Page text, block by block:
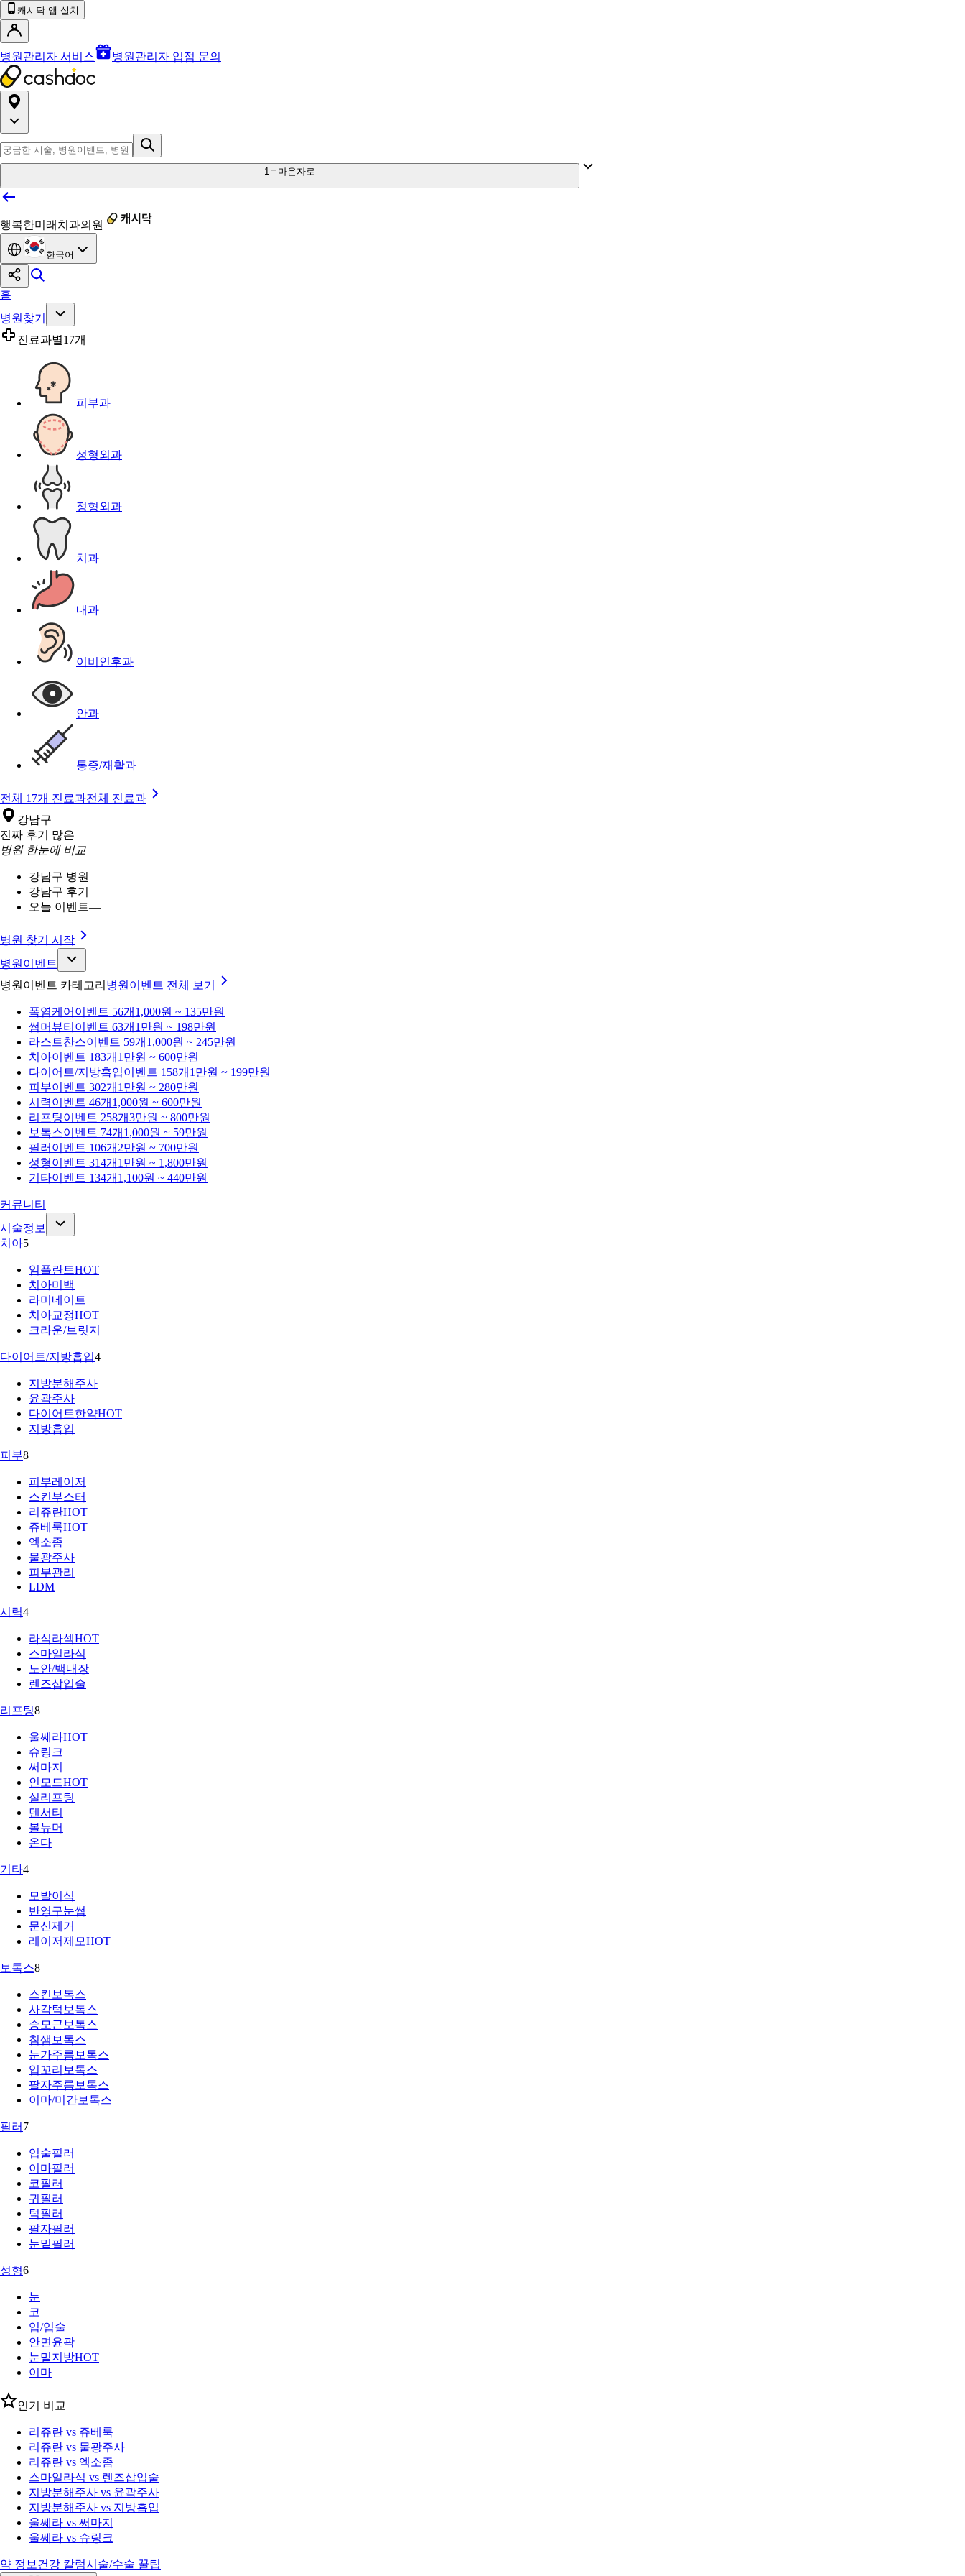
캐시닥 앱 설치
병원관리자 서비스 병원관리자 입점 문의
1 마운자로
행복한미래치과의원
한국어
홈
병원찾기
진료과별17개
피부과
성형외과
정형외과
치과
내과
이비인후과
안과
통증/재활과
전체 17개 진료과전체 진료과
강남구
진짜 후기 많은
병원 한눈에 비교
강남구 병원—
강남구 후기 —
오늘 이벤트—
병원 찾기 시작
병원이벤트
병원이벤트 카테고리 병원이벤트 전체 보기
폭염케어 이벤트 56개 1,000원 ~ 135만원
썸머뷰티 이벤트 63개 1만원 ~ 198만원
라스트찬스이벤트 59개 1,000원 ~ 245만원
치아이벤트 183개 1만원 ~ 600만원
다이어트/지방흡입이벤트 158개 1만원 ~ 199만원
피부이벤트 302개 1만원 ~ 280만원
시력이벤트 46개 1,000원 ~ 600만원
리프팅이벤트 258개3만원 ~ 800만원
보톡스이벤트 74개 1,000원 ~ 59만원
필러 이벤트 106개 2만원 ~ 700만원
성형이벤트 314개 1만원 ~ 1,800만원
기타이벤트 134개 1,100원 ~ 440만원
커뮤니티
시술정보
치아5
임플란트HOT
치아미백
라미네이트
치아교정HOT
크라운/브릿지
다이어트/지방흡입4
지방분해주사
윤곽주사
다이어트한약HOT
지방흡입
피부8
피부레이저
스킨부스터
리쥬란HOT
쥬베룩HOT
엑소좀
물광주사
피부관리
LDM
시력4
라식라섹HOT
스마일라식
노안/백내장
렌즈삽입술
리프팅8
울쎄라HOT
슈링크
써마지
인모드HOT
실리프팅
덴서티
볼뉴머
온다
기타4
모발이식
반영구눈썹
문신제거
레이저제모HOT
보톡스8
스킨보톡스
사각턱보톡스
승모근보톡스
침샘보톡스
눈가주름보톡스
입꼬리보톡스
팔자주름보톡스
이마/미간보톡스
필러 7
입술필러
이마필러
코필러
귀필러
턱필러
팔자필러
눈밑필러
성형6
눈
코
입/입술
안면윤곽
눈밑지방HOT
이마
인기 비교
리쥬란 vs 쥬베룩
리쥬란 vs 물광주사
리쥬란 vs 엑소좀
스마일라식 vs 렌즈삽입술
지방분해주사 vs 윤곽주사
지방분해주사 vs 지방흡입
울쎄라 vs 써마지
울쎄라 vs 슈링크
약 정보 건강 칼럼시술/수술 꿀팁